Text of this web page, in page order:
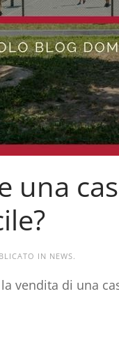
una
IN NEWS.
vendita di una